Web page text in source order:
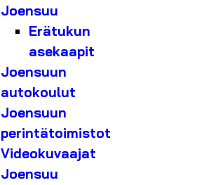
Joensuu
Erätukun
asekaapit
Joensuun
autokoulut
Joensuun
perintätoimistot
Videokuvaajat
Joensuu